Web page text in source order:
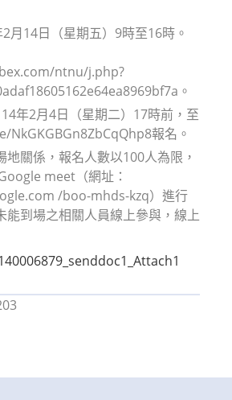
月14日（星期五）9時至16時。
ntnu/j.php?
。
年2月4日（星期二）17時前，至
報名。
地關係，報名人數以100人為限，
meet（網址：
/boo-mhds-kzq）進行
能到場之相關人員線上參與，線上